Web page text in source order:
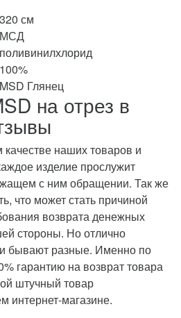
320 см
МСД
поливинилхлорид
100%
MSD Глянец
на отрез в
наших товаров и
изделие прослужит
с ним обращении. Так же
что может стать причиной
возврата денежных
стороны. Но отлично
бывают разные. Именно по
гарантию на возврат товара
штучный товар
интернет-магазине.